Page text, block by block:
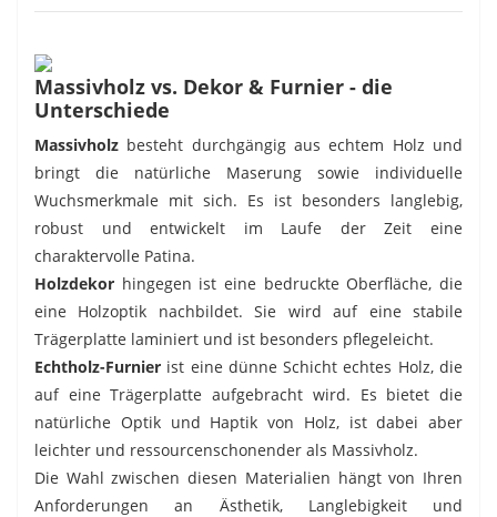
Massivholz vs. Dekor & Furnier - die
Unterschiede
Massivholz besteht durchgängig aus echtem Holz und
bringt die natürliche Maserung sowie individuelle
Wuchsmerkmale mit sich. Es ist besonders langlebig,
robust und entwickelt im Laufe der Zeit eine
charaktervolle Patina.
Holzdekor hingegen ist eine bedruckte Oberfläche, die
eine Holzoptik nachbildet. Sie wird auf eine stabile
Trägerplatte laminiert und ist besonders pflegeleicht.
Echtholz-Furnier ist eine dünne Schicht echtes Holz, die
auf eine Trägerplatte aufgebracht wird. Es bietet die
natürliche Optik und Haptik von Holz, ist dabei aber
leichter und ressourcenschonender als Massivholz.
Die Wahl zwischen diesen Materialien hängt von Ihren
Anforderungen an Ästhetik, Langlebigkeit und